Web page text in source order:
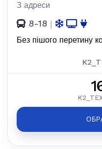
З адреси
8-18 |
Без пішого перетину